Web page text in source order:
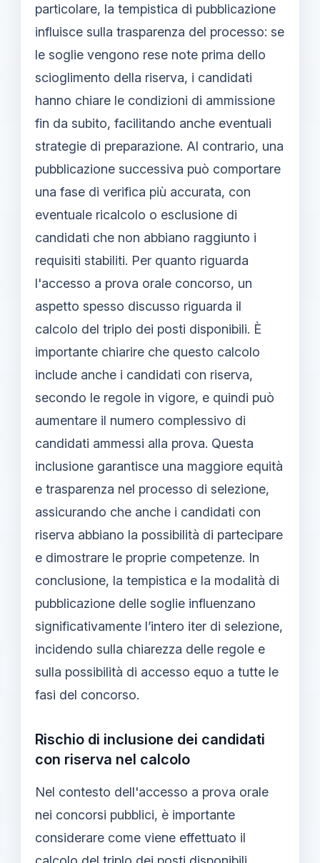
particolare, la tempistica di pubblicazione
influisce sulla trasparenza del processo: se
le soglie vengono rese note prima dello
scioglimento della riserva, i candidati
hanno chiare le condizioni di ammissione
fin da subito, facilitando anche eventuali
strategie di preparazione. Al contrario, una
pubblicazione successiva può comportare
una fase di verifica più accurata, con
eventuale ricalcolo o esclusione di
candidati che non abbiano raggiunto i
requisiti stabiliti. Per quanto riguarda
l'accesso a prova orale concorso, un
aspetto spesso discusso riguarda il
calcolo del triplo dei posti disponibili. È
importante chiarire che questo calcolo
include anche i candidati con riserva,
secondo le regole in vigore, e quindi può
aumentare il numero complessivo di
candidati ammessi alla prova. Questa
inclusione garantisce una maggiore equità
e trasparenza nel processo di selezione,
assicurando che anche i candidati con
riserva abbiano la possibilità di partecipare
e dimostrare le proprie competenze. In
conclusione, la tempistica e la modalità di
pubblicazione delle soglie influenzano
significativamente l’intero iter di selezione,
incidendo sulla chiarezza delle regole e
sulla possibilità di accesso equo a tutte le
fasi del concorso.
Rischio di inclusione dei candidati
con riserva nel calcolo
Nel contesto dell'accesso a prova orale
nei concorsi pubblici, è importante
considerare come viene effettuato il